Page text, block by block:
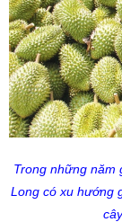
Trong những năm
Long có xu hướng